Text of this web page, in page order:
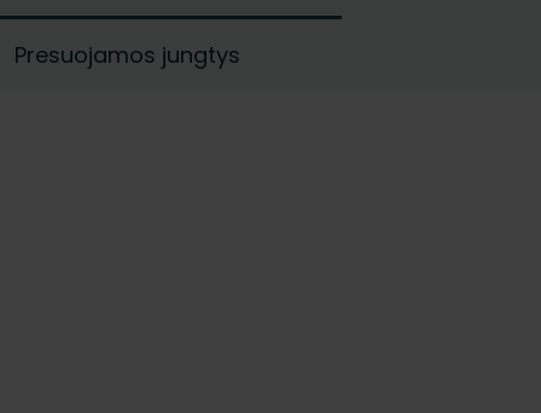
Presuojamos jungtys